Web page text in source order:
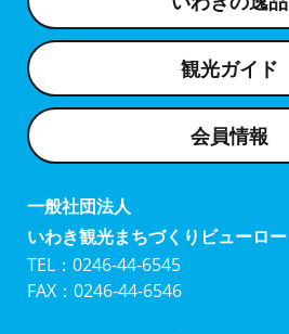
観光ガイド
会員情報
一般社団法人
いわき観光まちづくりビューロー
TEL：0246-44-6545
FAX：0246-44-6546